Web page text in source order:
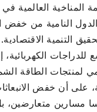
المناخية العالمية
النامية من خفض
التنمية
للدراجات
لمنتجات الطاقة
على أن خفض
مسارين متعارضين،